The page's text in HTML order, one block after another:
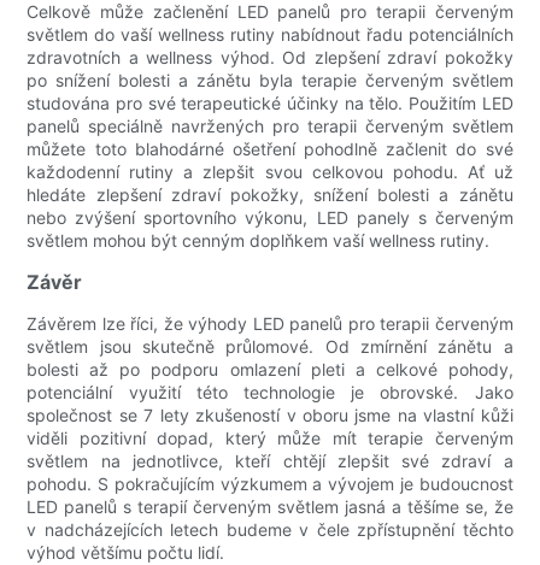
Celkově může začlenění LED panelů pro terapii červeným
světlem do vaší wellness rutiny nabídnout řadu potenciálních
zdravotních a wellness výhod. Od zlepšení zdraví pokožky
po snížení bolesti a zánětu byla terapie červeným světlem
studována pro své terapeutické účinky na tělo. Použitím LED
panelů speciálně navržených pro terapii červeným světlem
můžete toto blahodárné ošetření pohodlně začlenit do své
každodenní rutiny a zlepšit svou celkovou pohodu. Ať už
hledáte zlepšení zdraví pokožky, snížení bolesti a zánětu
nebo zvýšení sportovního výkonu, LED panely s červeným
světlem mohou být cenným doplňkem vaší wellness rutiny.
Závěr
Závěrem lze říci, že výhody LED panelů pro terapii červeným
světlem jsou skutečně průlomové. Od zmírnění zánětu a
bolesti až po podporu omlazení pleti a celkové pohody,
potenciální využití této technologie je obrovské. Jako
společnost se 7 lety zkušeností v oboru jsme na vlastní kůži
viděli pozitivní dopad, který může mít terapie červeným
světlem na jednotlivce, kteří chtějí zlepšit své zdraví a
pohodu. S pokračujícím výzkumem a vývojem je budoucnost
LED panelů s terapií červeným světlem jasná a těšíme se, že
v nadcházejících letech budeme v čele zpřístupnění těchto
výhod většímu počtu lidí.